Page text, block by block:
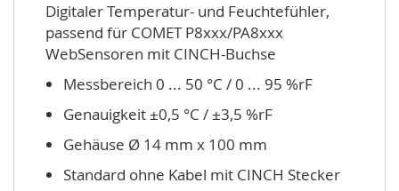
Digitaler Temperatur- und Feuchtefühler,
passend für COMET P8xxx/PA8xxx
WebSensoren mit CINCH-Buchse
Messbereich 0 ... 50 °C / 0 ... 95 %rF
Genauigkeit ±0,5 °C / ±3,5 %rF
Gehäuse Ø 14 mm x 100 mm
Standard ohne Kabel mit CINCH Stecker